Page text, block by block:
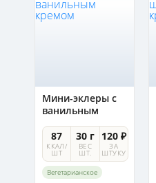
Мини-эклеры с
ванильным
кремом
87
ККАЛ/
ШТ
30 г
ВЕС
ШТ.
120 ₽
ЗА
ШТУКУ
Вегетарианское